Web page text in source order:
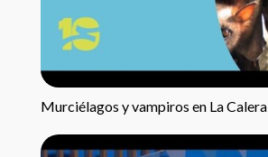
Murciélagos y vampiros en La Calera